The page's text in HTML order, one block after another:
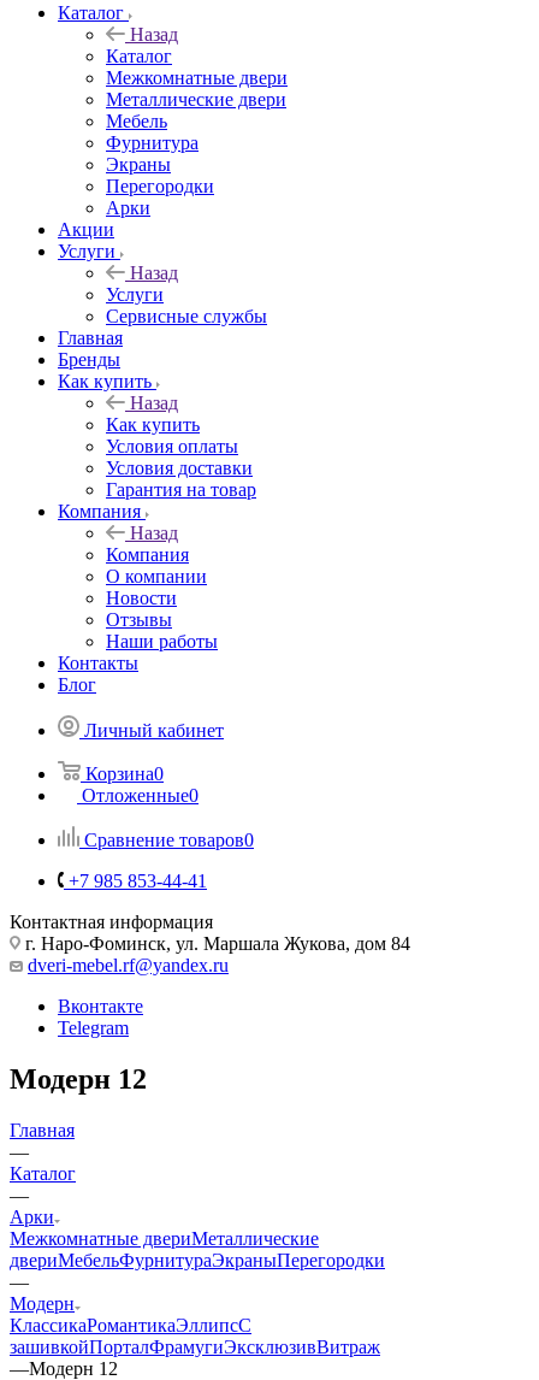
Каталог
Назад
Каталог
Межкомнатные двери
Металлические двери
Мебель
Фурнитура
Экраны
Перегородки
Арки
Акции
Услуги
Назад
Услуги
Сервисные службы
Главная
Бренды
Как купить
Назад
Как купить
Условия оплаты
Условия доставки
Гарантия на товар
Компания
Назад
Компания
О компании
Новости
Отзывы
Наши работы
Контакты
Блог
Личный кабинет
Корзина0
Отложенные0
Сравнение товаров0
+7 985 853-44-41
Контактная информация
г. Наро-Фоминск, ул. Маршала Жукова, дом 84
dveri-mebel.rf@yandex.ru
Вконтакте
Telegram
Модерн 12
Главная
—
Каталог
—
Арки
Межкомнатные двериМеталлические
двериМебельФурнитураЭкраныПерегородки
—
Модерн
КлассикаРомантикаЭллипсС
зашивкойПорталФрамугиЭксклюзивВитраж
—Модерн 12